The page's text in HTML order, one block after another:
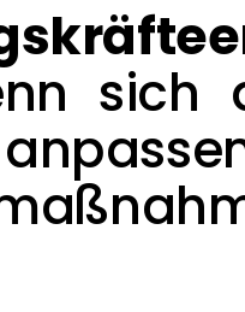
sich